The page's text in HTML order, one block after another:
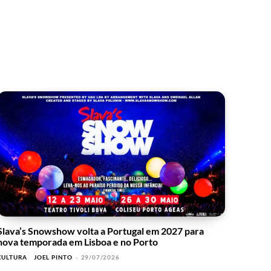
Snowshow volta a Portugal em 2027 para
temporada em Lisboa e no Porto
JOEL PINTO - 29/07/2026